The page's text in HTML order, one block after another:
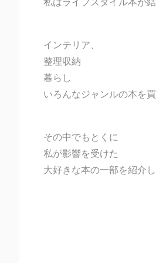
私はライフスタイル本が
インテリア、
整理収納
暮らし
いろんなジャンルの本を
その中でもとくに
私が影響を受けた
大好きな本の一部を紹介し